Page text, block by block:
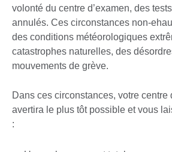
volonté du centre d’examen, des
annulés. Ces circonstances non-
des conditions météorologiques
catastrophes naturelles, des
mouvements de grève.
Dans ces circonstances, votre centre
avertira le plus tôt possible et vous
: